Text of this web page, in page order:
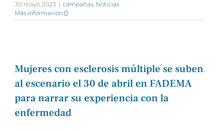
30 mayo, 2023 | campañas, Noticias
Más información
Mujeres con esclerosis múltiple se suben
al escenario el 30 de abril en FADEMA
para narrar su experiencia con la
enfermedad